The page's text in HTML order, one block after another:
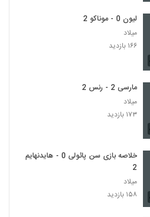
لیون 0 - موناکو 2
میلاد
۱۶۶ بازدید
مارسی 2 - رنس 2
میلاد
۱۷۳ بازدید
خلاصه بازی سن پائولی 0 - هایدنهایم
2
میلاد
۱۵۸ بازدید